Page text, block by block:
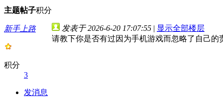
主题帖子积分
新手上路
积分
3
发消息
发表于 2026-6-20 17:07:55 | 显示全部楼层
请教下你是否有过因为手机游戏而忽略了自己的